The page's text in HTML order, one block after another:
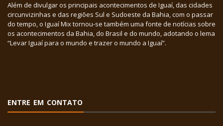
Além de divulgar os principais acontecimentos de Iguaí, das cidades
circunvizinhas e das regiões Sul e Sudoeste da Bahia, com o passar
do tempo, o Iguaí Mix tornou-se também uma fonte de notícias sobre
os acontecimentos da Bahia, do Brasil e do mundo, adotando o lema
“Levar Iguaí para o mundo e trazer o mundo a Iguaí”.
ENTRE EM CONTATO